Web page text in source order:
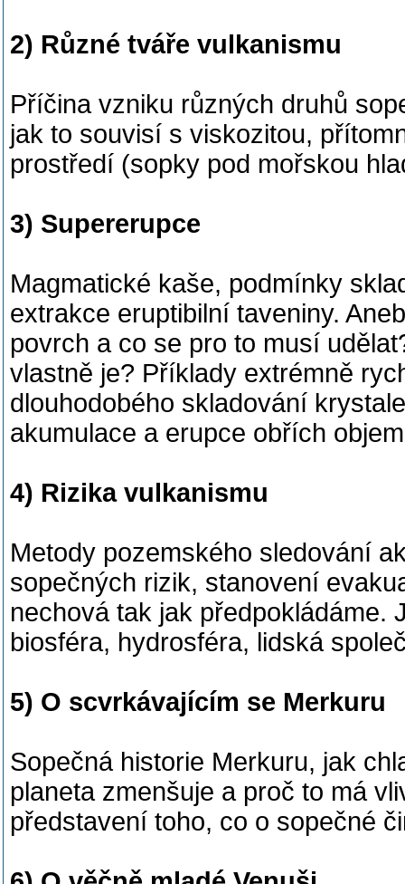
2) Různé tváře vulkanismu
Příčina vzniku různých druhů
jak to souvisí s viskozitou,
prostředí (sopky pod mořskou
3) Supererupce
Magmatické kaše, podmínky
extrakce eruptibilní taveniny.
povrch a co se pro to musí
vlastně je? Příklady extrémně
dlouhodobého skladování
akumulace a erupce obřích
4) Rizika vulkanismu
Metody pozemského sledování
sopečných rizik, stanovení
nechová tak jak předpokládáme.
biosféra, hydrosféra, lidská
5) O scvrkávajícím se Merkuru
Sopečná historie Merkuru, jak
planeta zmenšuje a proč to má
představení toho, co o sopečné